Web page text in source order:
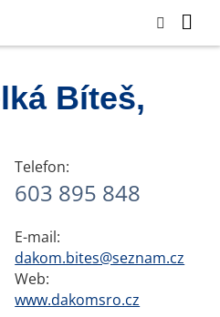
Bíteš,
Telefon:
603 895 848
E-mail:
dakom.bites@seznam.cz
Web:
www.dakomsro.cz